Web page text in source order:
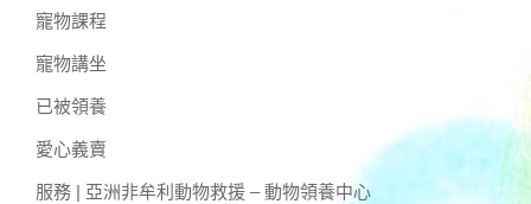
寵物課程
寵物講坐
已被領養
愛心義賣
服務 | 亞洲非牟利動物救援 – 動物領養中心